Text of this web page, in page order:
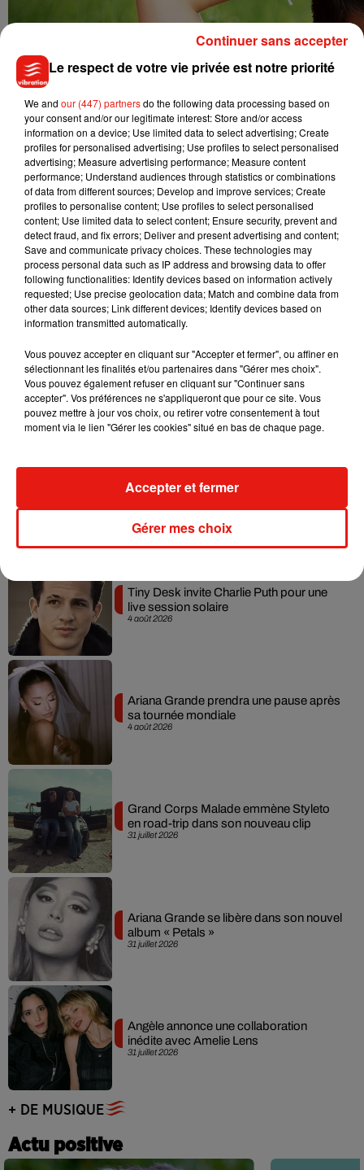
Musique
5 août 2026
Benny Blanco invite Selena Gomez et
Becky G sur son nouveau single
4 août 2026
Tiny Desk invite Charlie Puth pour une
live session solaire
4 août 2026
Ariana Grande prendra une pause après
sa tournée mondiale
31 juillet 2026
Grand Corps Malade emmène Styleto
en road-trip dans son nouveau clip
31 juillet 2026
Ariana Grande se libère dans son nouvel
album « Petals »
31 juillet 2026
Angèle annonce une collaboration
inédite avec Amelie Lens
+ DE MUSIQUE
Actu positive
Le respect de votre vie privée est notre priorité
We and our (447) partnersdo the following data processing based on
your consent and/or our legitimate interest: Store and/or access
information on a device; Use limited data to select advertising; Create
profiles for personalised advertising; Use profiles to select personalised
advertising; Measure advertising performance; Measure content
performance; Understand audiences through statistics or combinations
of data from different sources; Develop and improve services; Create
profiles to personalise content; Use profiles to select personalised
content; Use limited data to select content; Ensure security, prevent and
detect fraud, and fix errors; Deliver and present advertising and content;
Save and communicate privacy choices. These technologies may
process personal data such as IP address and browsing data to offer
following functionalities: Identify devices based on information actively
requested; Use precise geolocation data; Match and combine data from
other data sources; Link different devices; Identify devices based on
information transmitted automatically.
Vous pouvez accepter en cliquant sur "Accepter et fermer", ou affiner en
sélectionnant les finalités et/ou partenaires dans "Gérer mes choix".
Vous pouvez également refuser en cliquant sur "Continuer sans
accepter". Vos préférences ne s'appliqueront que pour ce site. Vous
pouvez mettre à jour vos choix, ou retirer votre consentement à tout
moment via le lien "Gérer les cookies" situé en bas de chaque page.
Gérer mes choix
Accepter et fermer
Continuer sans accepter